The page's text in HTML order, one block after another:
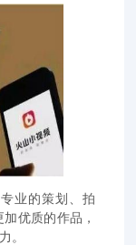
业的策划、拍
优质的作品，
。